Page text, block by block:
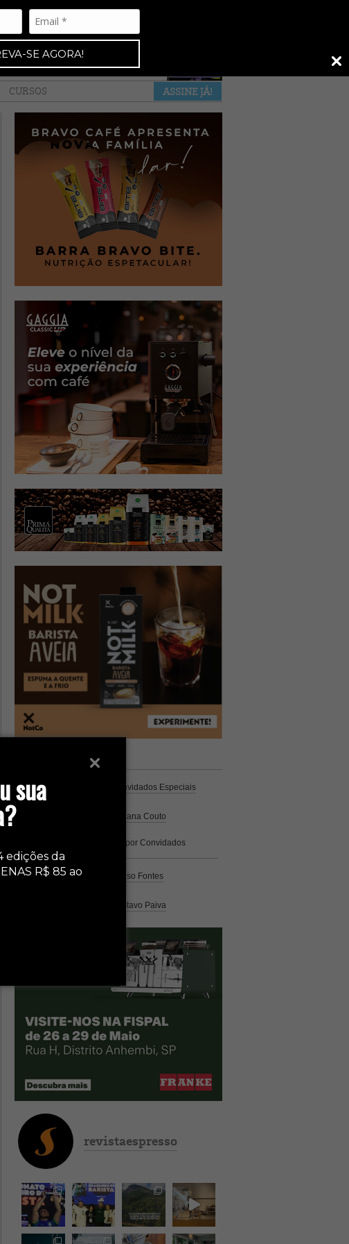
sua
edições da
R$ 85 ao
SE AGORA!
•NAS BANCAS
ASSINE JÁ!
CURSOS
Espresso
Coluna Café por Convidados Especiais
por Cristiana Couto
por Convidados
Especiais
Análisepor Caio Alonso Fontes
por Gustavo Paiva
revistaespresso